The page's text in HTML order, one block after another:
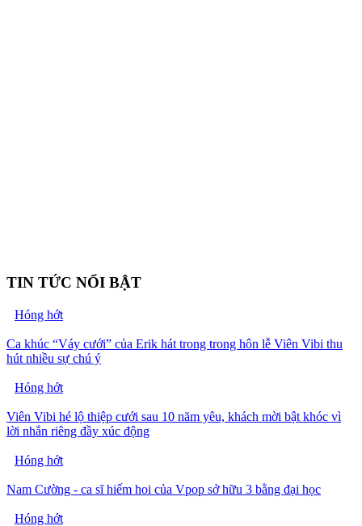
TIN TỨC NỔI BẬT
Hóng hớt
Ca khúc “Váy cưới” của Erik hát trong trong hôn lễ Viên Vibi thu
hút nhiều sự chú ý
Hóng hớt
Viên Vibi hé lộ thiệp cưới sau 10 năm yêu, khách mời bật khóc vì
lời nhắn riêng đầy xúc động
Hóng hớt
Nam Cường - ca sĩ hiếm hoi của Vpop sở hữu 3 bằng đại học
Hóng hớt